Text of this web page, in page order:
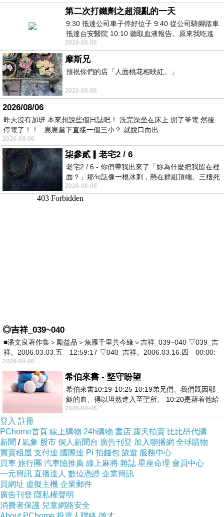
第二次打鐵劑之超混亂的一天
9:30 抵達公司車子停好位子 9:40 從公司騎腳踏車
抵達台安醫院 10:10 聽取血液報告。原來我吃進
去的 B12 彌可保並非沒有吸收而是超
2026-08-06
摩斯兄
預祝你們的店「人面桃花相映紅。」
2026-08-06
2026/08/06
昨天沒有加班 本來想說些個日誌吧！ 洗完澡坐在床上 開了筆電 然後
停電了！！ 崽崽當下直接一個三小？ 就脫口而出
2026-08-06
柒參貳▎老宅2 / 6
老宅2 / 6 - 你們帶我出來了「妳為什麼把我留在裡
面？」那句話像一根冰刺，懸在群組頂端。三樓死
死盯著照片裡的人。那個人確實站在
2026-08-06
◎吉祥_039~040
■潘文良著作集＞勵益品＞魚雁千里共今緣＞吉祥_039~040 ▽039_吉
祥。2006.03.03.五 12:59:17 ▽040_吉祥。2006.03.16.四 00:00:
2026-08-06
希伯來書 - 堅守盼望
希伯來書10:19-10:25 10:19弟兄們、我們既因耶
穌的血、得以坦然進入至聖所、 10:20是藉着他給
我們開了一條又新又活的路從幔子經過
2026-08-06
登入 註冊
PChome首頁 線上購物 24h購物 書店 露天拍賣 比比昂代購
新聞 /氣象 股市 個人新聞台 廣告刊登 加入聯播網 全球購物
買賣租屋 支付連 國際連 Pi 拍錢包 旅遊 服務中心
買車 旅行團 汽車險推薦 線上麻將 雜誌 星座命理 會員中心
一元簡訊 直播達人 數位憑證 企業簡訊
買網址 虛擬主機 企業郵件
廣告刊登 隱私權聲明
消費者保護 兒童網路安全